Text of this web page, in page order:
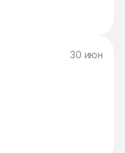
30 июн